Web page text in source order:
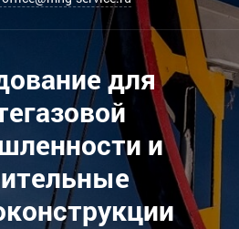
для
и